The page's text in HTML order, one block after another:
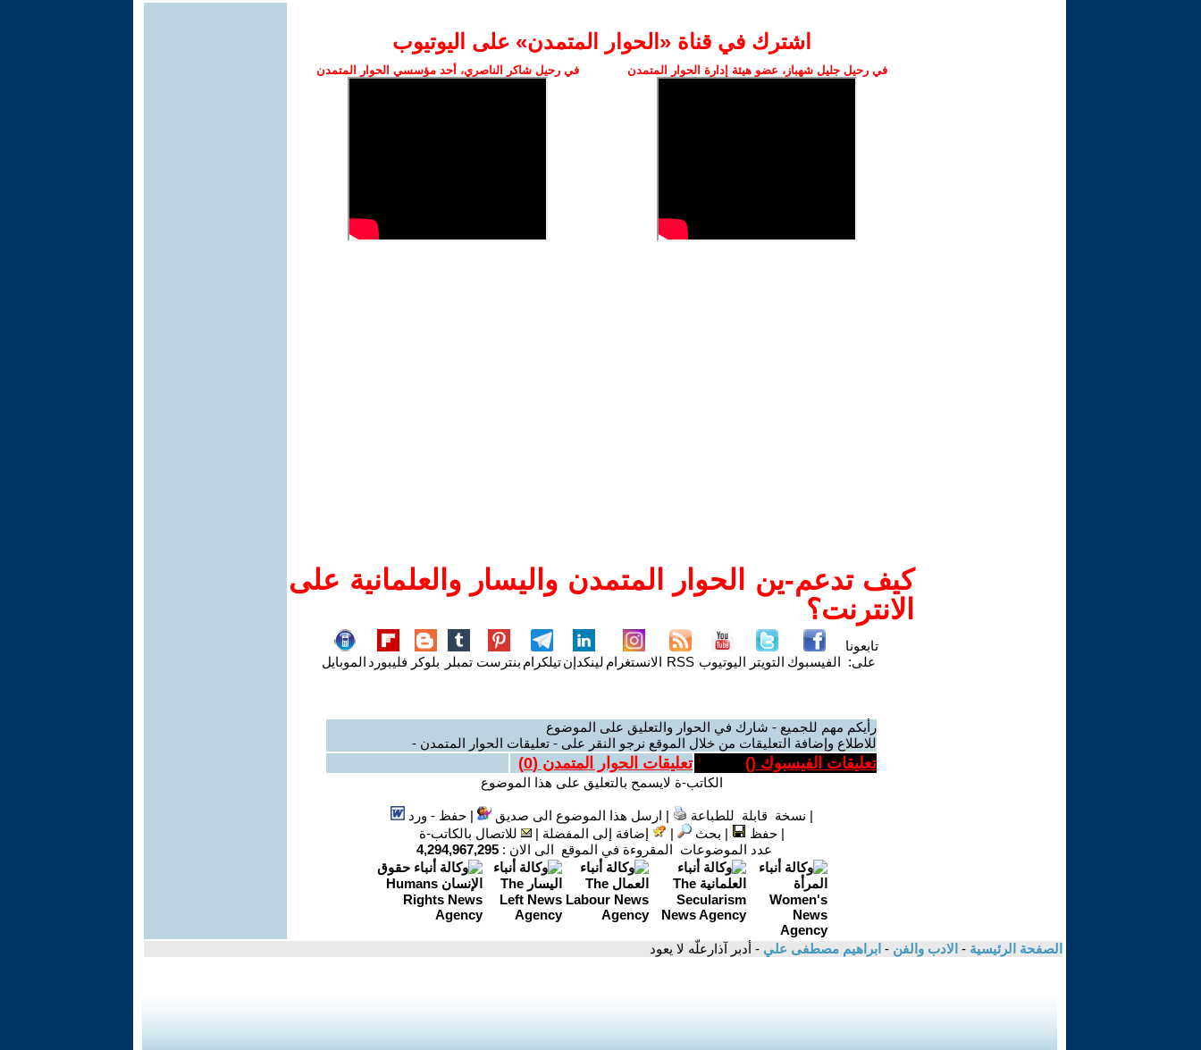
اشترك في قناة ‫«الحوار المتمدن» على اليوتيوب
في رحيل جليل شهباز، عضو هيئة إدارة الحوار المتمدن في رحيل شاكر الناصري، أحد مؤسسي الحوار المتمدن
كيف تدعم-ين الحوار المتمدن واليسار والعلمانية على
الانترنت؟
تابعونا
على: الفيسبوك التويتر اليوتيوب RSS الانستغرام لينكدإنتيلكرام بنترست تمبلر بلوكر فليبورد الموبايل
رأيكم مهم للجميع - شارك في الحوار والتعليق على الموضوع
للاطلاع وإضافة التعليقات من خلال الموقع نرجو النقر على - تعليقات الحوار المتمدن -
تعليقات الفيسبوك () تعليقات الحوار المتمدن (0
)
الكاتب-ة لايسمح بالتعليق على هذا الموضوع
| نسخة قابلة للطباعة | ارسل هذا الموضوع الى صديق |حفظ - ورد
|حفظ | بحث | إضافة إلى المفضلة |
للاتصال بالكاتب-ة
عدد الموضوعات المقروءة في الموقع الى الان : 4,294,967,295
الصفحة الرئيسية - الادب والفن - ابراهيم مصطفى علي - أدبر آذارعلّه لا يعود